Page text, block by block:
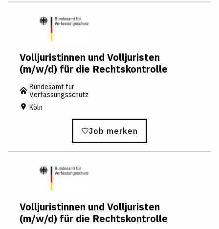
Volljuristinnen und Volljuristen
(m/w/d) für die Rechtskontrolle
Bundesamt für
Verfassungsschutz
Köln
Job merken
Volljuristinnen und Volljuristen
(m/w/d) für die Rechtskontrolle